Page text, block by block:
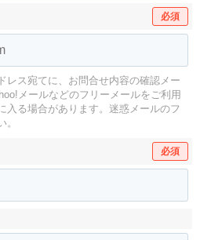
必須
レス宛てに、お問合せ内容の確認メー
メールなどのフリーメールをご利用
る場合があります。 迷惑メールのフ
必須